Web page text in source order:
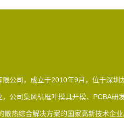
公司，成立于2010年9月，位于深圳
，公司集风机框叶模具开模、PCBA研
散热综合解决方案的国家高新技术企业